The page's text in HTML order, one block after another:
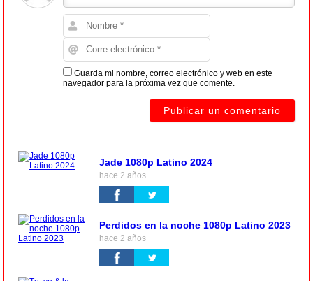
Guarda mi nombre, correo electrónico y web en este
navegador para la próxima vez que comente.
Jade 1080p Latino 2024
hace 2 años
Perdidos en la noche 1080p Latino 2023
hace 2 años